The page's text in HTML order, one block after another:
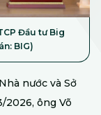
Đầu tư Big
BIG)
nước và Sở
2026, ông Võ